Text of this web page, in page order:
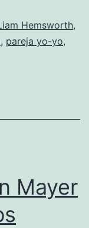
Hemsworth,
, pareja yo-yo,
Mayer